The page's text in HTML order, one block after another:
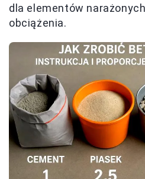
dla elementów
obciążenia.